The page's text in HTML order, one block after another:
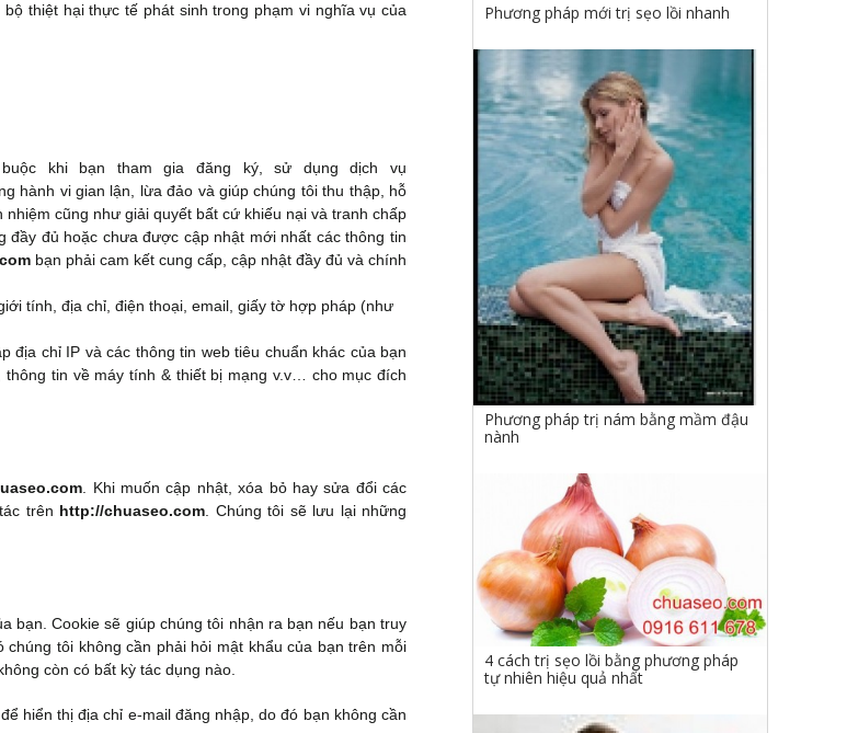
thiệt hại thực tế phát sinh trong phạm vi nghĩa vụ của
khi bạn tham gia đăng ký, sử dụng dịch vụ
hành vi gian lận, lừa đảo và giúp chúng tôi thu thập, hỗ
cũng như giải quyết bất cứ khiếu nại và tranh chấp
đủ hoặc chưa được cập nhật mới nhất các thông tin
bạn phải cam kết cung cấp, cập nhật đầy đủ và chính
tính, địa chỉ, điện thoại, email, giấy tờ hợp pháp (như
địa chỉ IP và các thông tin web tiêu chuẩn khác của bạn
tin về máy tính & thiết bị mạng v.v… cho mục đích
. Khi muốn cập nhật, xóa bỏ hay sửa đổi các
trên http://chuaseo.com . Chúng tôi sẽ lưu lại những
bạn. Cookie sẽ giúp chúng tôi nhận ra bạn nếu bạn truy
tôi không cần phải hỏi mật khẩu của bạn trên mỗi
còn có bất kỳ tác dụng nào.
hiển thị địa chỉ e-mail đăng nhập, do đó bạn không cần
Phương pháp mới trị sẹo lồi nhanh
Phương pháp trị nám bằng mầm đậu
nành
4 cách trị sẹo lồi bằng phương pháp
tự nhiên hiệu quả nhất